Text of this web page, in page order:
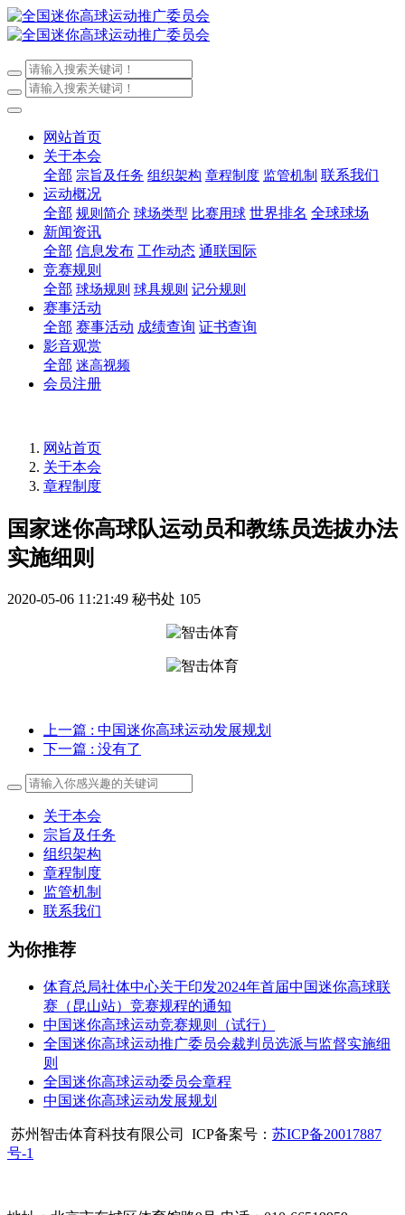
网站首页
关于本会
全部 宗旨及任务 组织架构 章程制度 监管机制 联系我们
运动概况
全部 规则简介 球场类型 比赛用球 世界排名 全球球场
新闻资讯
全部 信息发布 工作动态 通联国际
竞赛规则
全部 球场规则 球具规则 记分规则
赛事活动
全部 赛事活动 成绩查询 证书查询
影音观赏
全部 迷高视频
会员注册
网站首页
关于本会
章程制度
国家迷你高球队运动员和教练员选拔办法
实施细则
2020-05-06 11:21:49 秘书处 105
上一篇 : 中国迷你高球运动发展规划
下一篇 : 没有了
关于本会
宗旨及任务
组织架构
章程制度
监管机制
联系我们
为你推荐
体育总局社体中心关于印发2024年首届中国迷你高球联
赛（昆山站）竞赛规程的通知
中国迷你高球运动竞赛规则（试行）
全国迷你高球运动推广委员会裁判员选派与监督实施细
则
全国迷你高球运动委员会章程
中国迷你高球运动发展规划
苏州智击体育科技有限公司 ICP备案号： 苏ICP备20017887
号-1